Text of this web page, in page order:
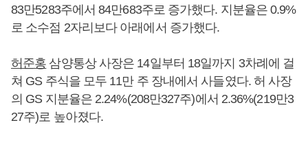
83만5283주에서 84만683주로 증가했다. 지분율은 0.9%
로 소수점 2자리보다 아래에서 증가했다.
허준홍 삼양통상 사장은 14일부터 18일까지 3차례에 걸
쳐 GS 주식을 모두 11만 주 장내에서 사들였다. 허 사장
의 GS 지분율은 2.24%(208만327주)에서 2.36%(219만3
27주)로 높아졌다.